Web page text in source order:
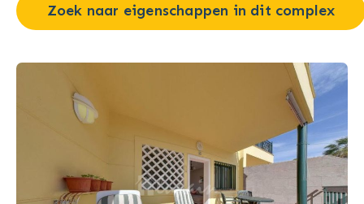
Zoek naar eigenschappen in dit complex